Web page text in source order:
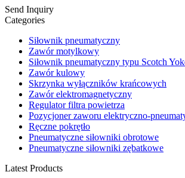
Send Inquiry
Categories
Siłownik pneumatyczny
Zawór motylkowy
Siłownik pneumatyczny typu Scotch
Zawór kulowy
Skrzynka wyłączników krańcowych
Zawór elektromagnetyczny
Regulator filtra powietrza
Pozycjoner zaworu elektryczno-
Ręczne pokrętło
Pneumatyczne siłowniki obrotowe
Pneumatyczne siłowniki zębatkowe
Latest Products